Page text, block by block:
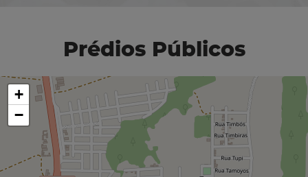
Prédios Públicos
+
−